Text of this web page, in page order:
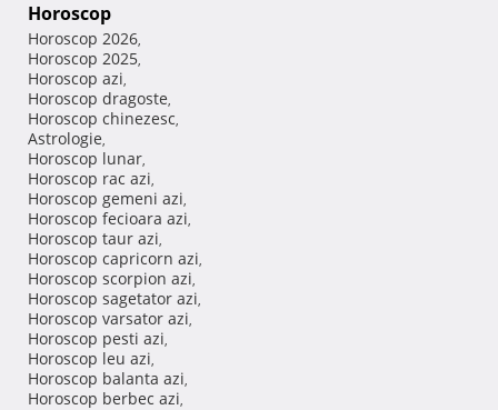
Horoscop
Horoscop 2026,
Horoscop 2025,
Horoscop azi,
Horoscop dragoste,
Horoscop chinezesc,
Astrologie,
Horoscop lunar,
Horoscop rac azi,
Horoscop gemeni azi,
Horoscop fecioara azi,
Horoscop taur azi,
Horoscop capricorn azi,
Horoscop scorpion azi,
Horoscop sagetator azi,
Horoscop varsator azi,
Horoscop pesti azi,
Horoscop leu azi,
Horoscop balanta azi,
Horoscop berbec azi,